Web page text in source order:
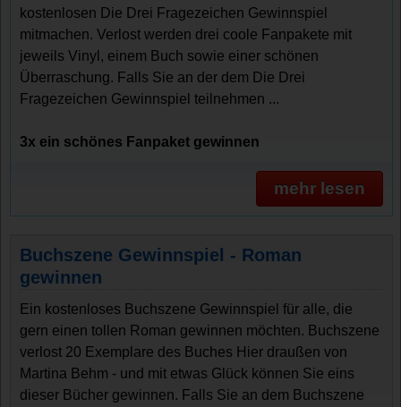
kostenlosen Die Drei Fragezeichen Gewinnspiel
mitmachen. Verlost werden drei coole Fanpakete mit
jeweils Vinyl, einem Buch sowie einer schönen
Überraschung. Falls Sie an der dem Die Drei
Fragezeichen Gewinnspiel teilnehmen ...
3x ein schönes Fanpaket gewinnen
mehr lesen
Buchszene Gewinnspiel - Roman
gewinnen
Ein kostenloses Buchszene Gewinnspiel für alle, die
gern einen tollen Roman gewinnen möchten. Buchszene
verlost 20 Exemplare des Buches Hier draußen von
Martina Behm - und mit etwas Glück können Sie eins
dieser Bücher gewinnen. Falls Sie an dem Buchszene